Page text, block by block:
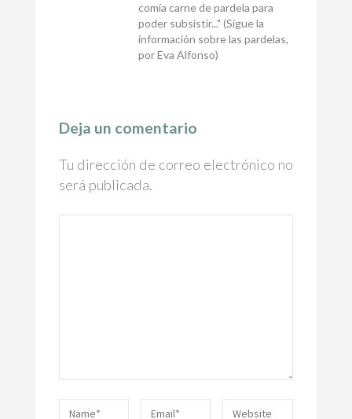
comía carne de pardela para
poder subsistir..." (Sigue la
información sobre las pardelas,
por Eva Alfonso)
Deja un comentario
Tu dirección de correo electrónico no
será publicada.